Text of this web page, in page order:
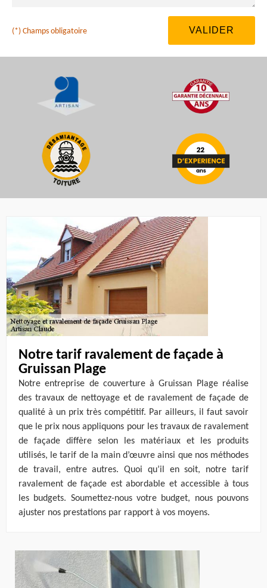
(*) Champs obligatoire
Notre tarif ravalement de façade à
Gruissan Plage
Notre entreprise de couverture à Gruissan Plage réalise
des travaux de nettoyage et de ravalement de façade de
qualité à un prix très compétitif. Par ailleurs, il faut savoir
que le prix nous appliquons pour les travaux de ravalement
de façade diffère selon les matériaux et les produits
utilisés, le tarif de la main d’œuvre ainsi que nos méthodes
de travail, entre autres. Quoi qu’il en soit, notre tarif
ravalement de façade est abordable et accessible à tous
les budgets. Soumettez-nous votre budget, nous pouvons
ajuster nos prestations par rapport à vos moyens.